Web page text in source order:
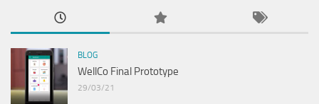
BLOG
WellCo Final Prototype
29/03/21